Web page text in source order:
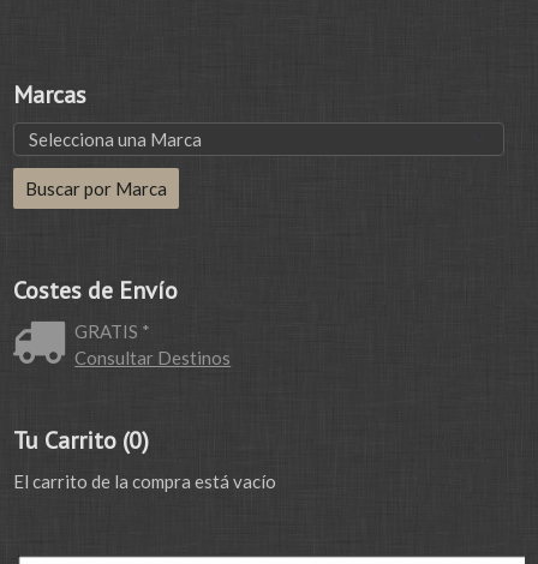
Marcas
Costes de Envío
GRATIS *
Consultar Destinos
Tu Carrito (0)
El carrito de la compra está vacío